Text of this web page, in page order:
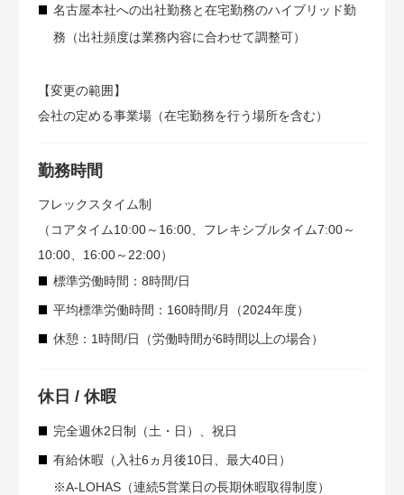
名古屋本社への出社勤務と在宅勤務のハイブリッド勤
務（出社頻度は業務内容に合わせて調整可）
【変更の範囲】
会社の定める事業場（在宅勤務を行う場所を含む）
勤務時間
フレックスタイム制
（コアタイム10:00～16:00、フレキシブルタイム7:00～
10:00、16:00～22:00）
標準労働時間：8時間/日
平均標準労働時間：160時間/月（2024年度）
休憩：1時間/日（労働時間が6時間以上の場合）
休日 / 休暇
完全週休2日制（土・日）、祝日
有給休暇（入社6ヵ月後10日、最大40日）
※A-LOHAS（連続5営業日の長期休暇取得制度）